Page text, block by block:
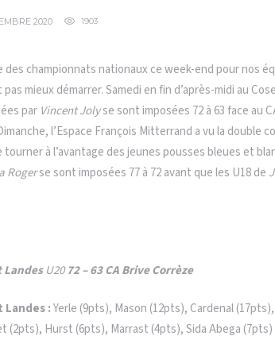
2020 1903
des championnats nationaux ce week-end pour nos
mieux démarrer. Samedi en fin d’après-midi au
par Vincent Jolyse sont imposées 72 à 63 face au
l’Espace François Mitterrand a vu la double
tourner à l’avantage des jeunes pousses bleues et
Rogerse sont imposées 77 à 72 avant que les U18 de
LandesU2072 – 63 CA Brive Corrèze
Landes :Yerle (9pts), Mason (12pts), Cardenal
(2pts), Hurst (6pts), Marrast (4pts), Sida Abega (7pts)